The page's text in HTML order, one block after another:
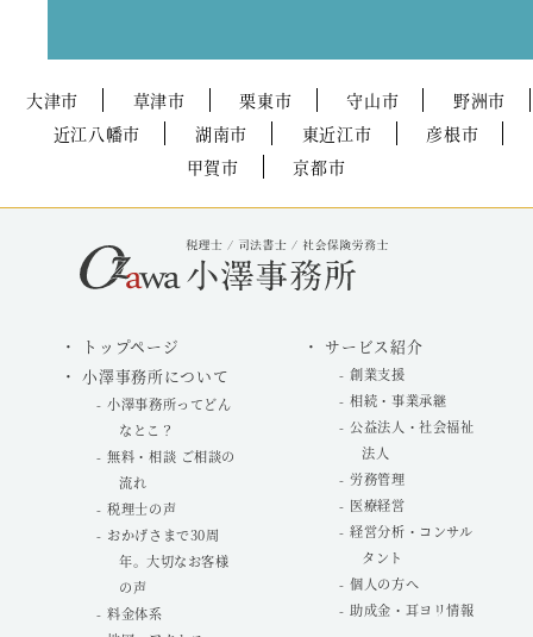
大津市 草津市 栗東市 守山市
野洲市
近江八幡市
湖南市 東近江市
彦根市
甲賀市
京都市
トップページ
小澤事務所について
小澤事務所ってどん
なとこ？
無料・相談 ご相談の
流れ
税理士の声
おかげさまで30周
年。大切なお客様
の声
料金体系
サービス紹介
創業支援
相続・事業承継
公益法人・社会福祉
法人
労務管理
医療経営
経営分析・コンサル
タント
個人の方へ
助成金・耳ヨリ情報